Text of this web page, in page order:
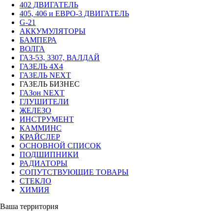
402 ДВИГАТЕЛЬ
405, 406 и ЕВРО-3 ДВИГАТЕЛЬ
G-21
АККУМУЛЯТОРЫ
БАМПЕРА
ВОЛГА
ГАЗ-53, 3307, ВАЛДАЙ
ГАЗЕЛЬ 4Х4
ГАЗЕЛЬ NEXT
ГАЗЕЛЬ БИЗНЕС
ГАЗон NEXT
ГЛУШИТЕЛИ
ЖЕЛЕЗО
ИНСТРУМЕНТ
КАММИНС
КРАЙСЛЕР
ОСНОВНОЙ СПИСОК
ПОДШИПНИКИ
РАДИАТОРЫ
СОПУТСТВУЮЩИЕ ТОВАРЫ
СТЕКЛО
ХИМИЯ
Ваша территория